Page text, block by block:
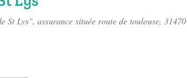
St Lys", assurance située route de toulouse, 31470